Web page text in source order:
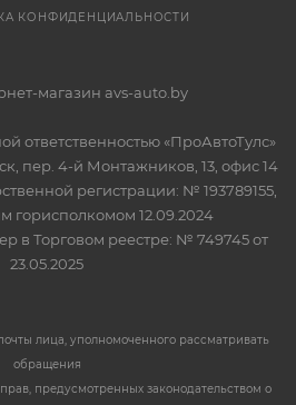
КОНФИДЕНЦИАЛЬНОСТИ
магазин avs-auto.by
ответственностью «ПроАвтоТулс»
пер. 4-й Монтажников, 13, офис 14
регистрации: № 193789155,
горисполкомом 12.09.2024
в Торговом реестре: № 749745 от
23.05.2025
лица, уполномоченного рассматривать
обращения
предусмотренных законодательством о